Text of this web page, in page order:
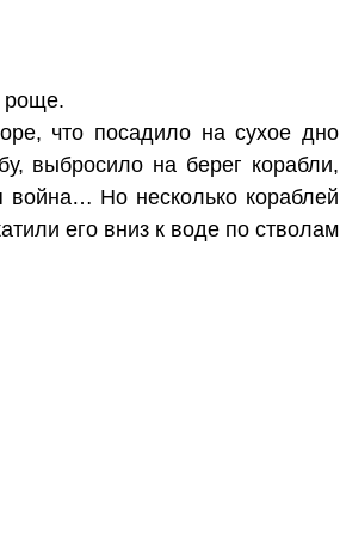
роще.
что посадило на сухое дно
выбросило на берег корабли,
Но несколько кораблей
его вниз к воде по стволам